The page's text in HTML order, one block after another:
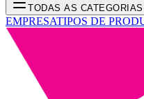
TODAS AS CATEGORIAS
EMPRESATIPOS DE